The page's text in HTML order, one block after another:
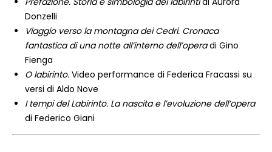
Donzelli
Viaggio verso la montagna dei Cedri. Cronaca
fantastica di una notte all’interno dell’operadi Gino
Fienga
O labirinto. Video performance di Federica Fracassi su
versi di Aldo Nove
I tempi del Labirinto. La nascita e l’evoluzione dell’opera
di Federico Giani